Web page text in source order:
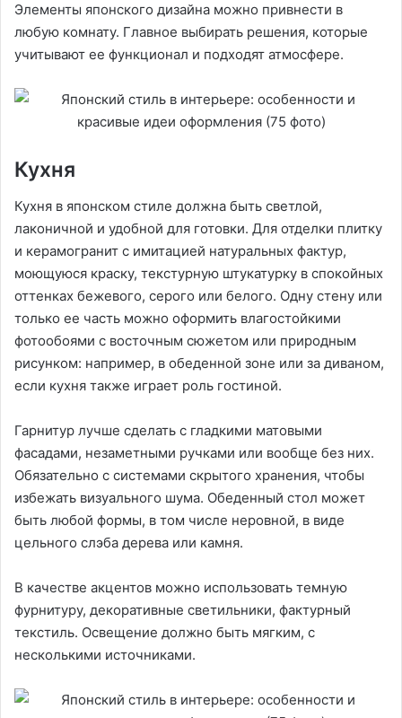
Элементы японского дизайна можно привнести в
любую комнату. Главное выбирать решения, которые
учитывают ее функционал и подходят атмосфере.
Кухня
Кухня в японском стиле должна быть светлой,
лаконичной и удобной для готовки. Для отделки плитку
и керамогранит с имитацией натуральных фактур,
моющуюся краску, текстурную штукатурку в спокойных
оттенках бежевого, серого или белого. Одну стену или
только ее часть можно оформить влагостойкими
фотообоями с восточным сюжетом или природным
рисунком: например, в обеденной зоне или за диваном,
если кухня также играет роль гостиной.
Гарнитур лучше сделать с гладкими матовыми
фасадами, незаметными ручками или вообще без них.
Обязательно с системами скрытого хранения, чтобы
избежать визуального шума. Обеденный стол может
быть любой формы, в том числе неровной, в виде
цельного слэба дерева или камня.
В качестве акцентов можно использовать темную
фурнитуру, декоративные светильники, фактурный
текстиль. Освещение должно быть мягким, с
несколькими источниками.